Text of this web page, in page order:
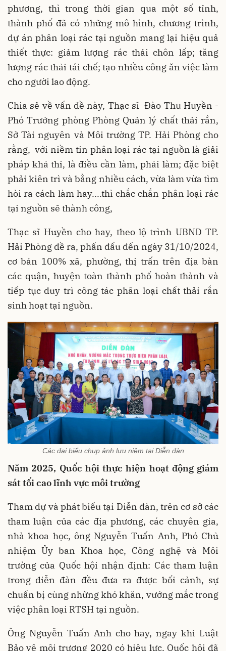
phương, thì trong thời gian qua một số tỉnh,
thành phố đã có những mô hình, chương trình,
dự án phân loại rác tại nguồn mang lại hiệu quả
thiết thực: giảm lượng rác thải chôn lấp; tăng
lượng rác thải tái chế; tạo nhiều công ăn việc làm
cho người lao động.
Chia sẻ về vấn đề này, Thạc sĩ Đào Thu Huyền -
Phó Trưởng phòng Phòng Quản lý chất thải rắn,
Sở Tài nguyên và Môi trường TP. Hải Phòng cho
rằng, với niềm tin phân loại rác tại nguồn là giải
pháp khả thi, là điều cần làm, phải làm; đặc biệt
phải kiên trì và bằng nhiều cách, vừa làm vừa tìm
hòi ra cách làm hay....thì chắc chắn phân loại rác
tại nguồn sẽ thành công,
Thạc sĩ Huyền cho hay, theo lộ trình UBND TP.
Hải Phòng đề ra, phấn đấu đến ngày 31/10/2024,
cơ bản 100% xã, phường, thị trấn trên địa bàn
các quận, huyện toàn thành phố hoàn thành và
tiếp tục duy trì công tác phân loại chất thải rắn
sinh hoạt tại nguồn.
Các đại biểu chụp ảnh lưu niệm tại Diễn đàn
Năm 2025, Quốc hội thực hiện hoạt động giám
sát tối cao lĩnh vực môi trường
Tham dự và phát biểu tại Diễn đàn, trên cơ sở các
tham luận của các địa phương, các chuyên gia,
nhà khoa học, ông Nguyễn Tuấn Anh, Phó Chủ
nhiệm Ủy ban Khoa học, Công nghệ và Môi
trường của Quốc hội nhận định: Các tham luận
trong diễn đàn đều đưa ra được bối cảnh, sự
chuẩn bị cùng những khó khăn, vướng mắc trong
việc phân loại RTSH tại nguồn.
Ông Nguyễn Tuấn Anh cho hay, ngay khi Luật
Bảo vệ môi trương 2020 có hiệu lực, Quốc hội đã